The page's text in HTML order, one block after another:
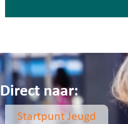
Direct naar:
Startpunt Jeugd